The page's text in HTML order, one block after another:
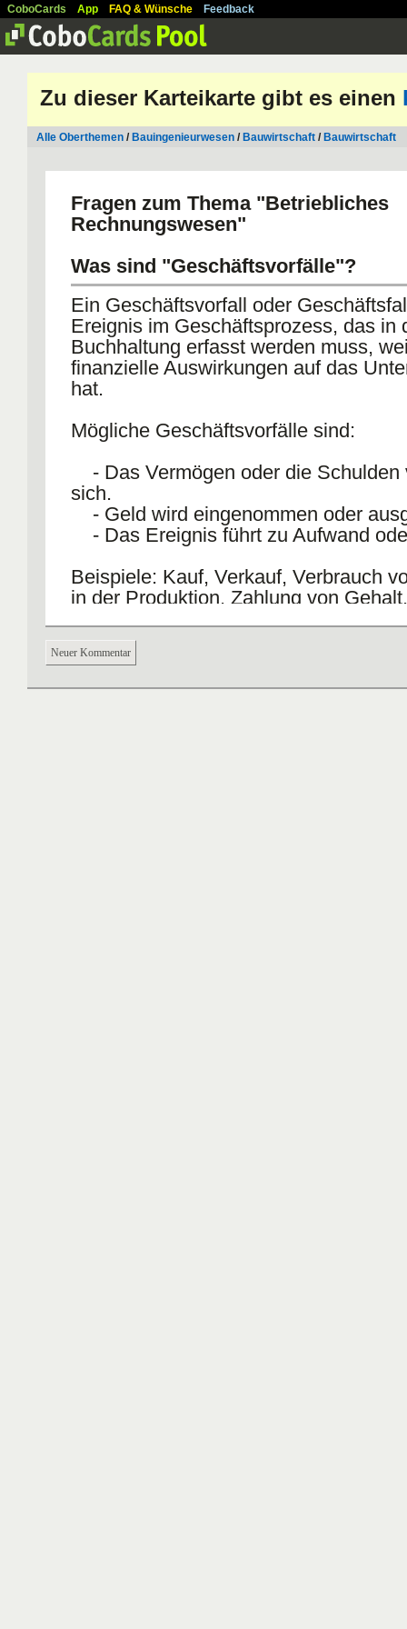
CoboCards App FAQ & Wünsche Feedback
Zu dieser Karteikarte gibt es einen
Alle Oberthemen / Bauingenieurwesen / Bauwirtschaft / Bauwirtschaft
Fragen zum Thema "Betriebliches
Rechnungswesen"
Was sind "Geschäftsvorfälle"?
Ein Geschäftsvorfall oder
Ereignis im Geschäftsprozess, das in
Buchhaltung erfasst werden muss,
finanzielle Auswirkungen auf das
hat.
Mögliche Geschäftsvorfälle sind:
- Das Vermögen oder die Schulden
sich.
- Geld wird eingenommen oder
- Das Ereignis führt zu Aufwand
Beispiele: Kauf, Verkauf, Verbrauch
in der Produktion, Zahlung von Gehalt.
Neuer Kommentar